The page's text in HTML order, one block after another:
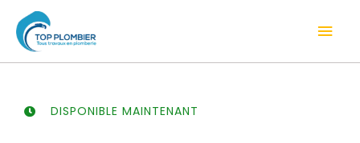
contenu
DISPONIBLE MAINTENANT